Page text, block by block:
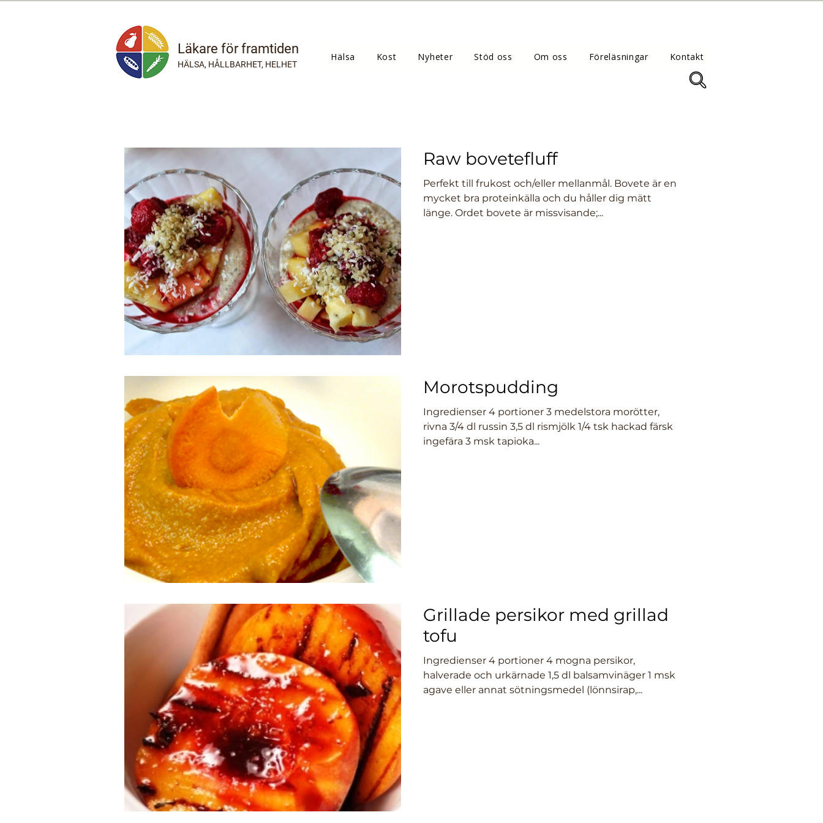
Läkare för framtiden
HÄLSA, HÅLLBARHET, HELHET
Hälsa Kost Nyheter Stöd oss Om oss Föreläsningar Kontakt
Raw bovetefluff
Perfekt till frukost och/eller mellanmål. Bovete är en
mycket bra proteinkälla och du håller dig mätt
länge. Ordet bovete är missvisande;...
Morotspudding
Ingredienser 4 portioner 3 medelstora morötter,
rivna 3/4 dl russin 3,5 dl rismjölk 1/4 tsk hackad färsk
ingefära 3 msk tapioka...
Grillade persikor med grillad
tofu
Ingredienser 4 portioner 4 mogna persikor,
halverade och urkärnade 1,5 dl balsamvinäger 1 msk
agave eller annat sötningsmedel (lönnsirap,...